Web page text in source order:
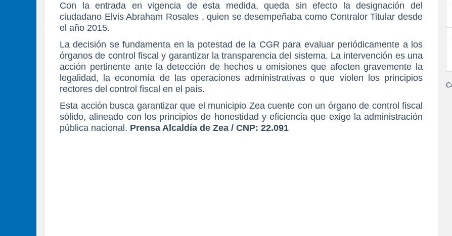
Con la entrada en vigencia de esta medida, queda sin efecto la designación del
ciudadano Elvis Abraham Rosales , quien se desempeñaba como Contralor Titular desde
el año 2015.
La decisión se fundamenta en la potestad de la CGR para evaluar periódicamente a los
órganos de control fiscal y garantizar la transparencia del sistema. La intervención es una
acción pertinente ante la detección de hechos u omisiones que afecten gravemente la
legalidad, la economía de las operaciones administrativas o que violen los principios
rectores del control fiscal en el país.
Esta acción busca garantizar que el municipio Zea cuente con un órgano de control fiscal
sólido, alineado con los principios de honestidad y eficiencia que exige la administración
pública nacional. Prensa Alcaldía de Zea / CNP: 22.091